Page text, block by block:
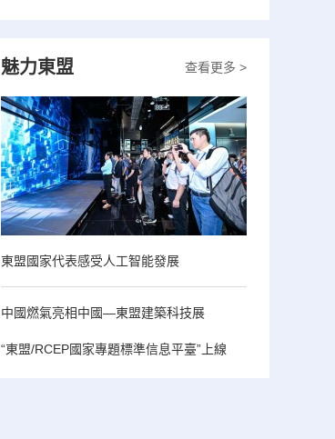
查看更多 >
魅力東盟
東盟國家代表感受人工智能發展
中國燃氣亮相中國—東盟建築科技展
“東盟/RCEP國家專題標準信息平臺”上線